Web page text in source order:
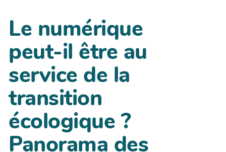
Le numérique
peut-il être au
service de la
transition
écologique ?
Panorama des